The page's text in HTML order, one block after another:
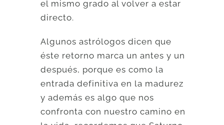
el mismo grado al volver a estar
directo.
Algunos astrólogos dicen que
éste retorno marca un antes y un
después, porque es como la
entrada definitiva en la madurez
y además es algo que nos
confronta con nuestro camino en